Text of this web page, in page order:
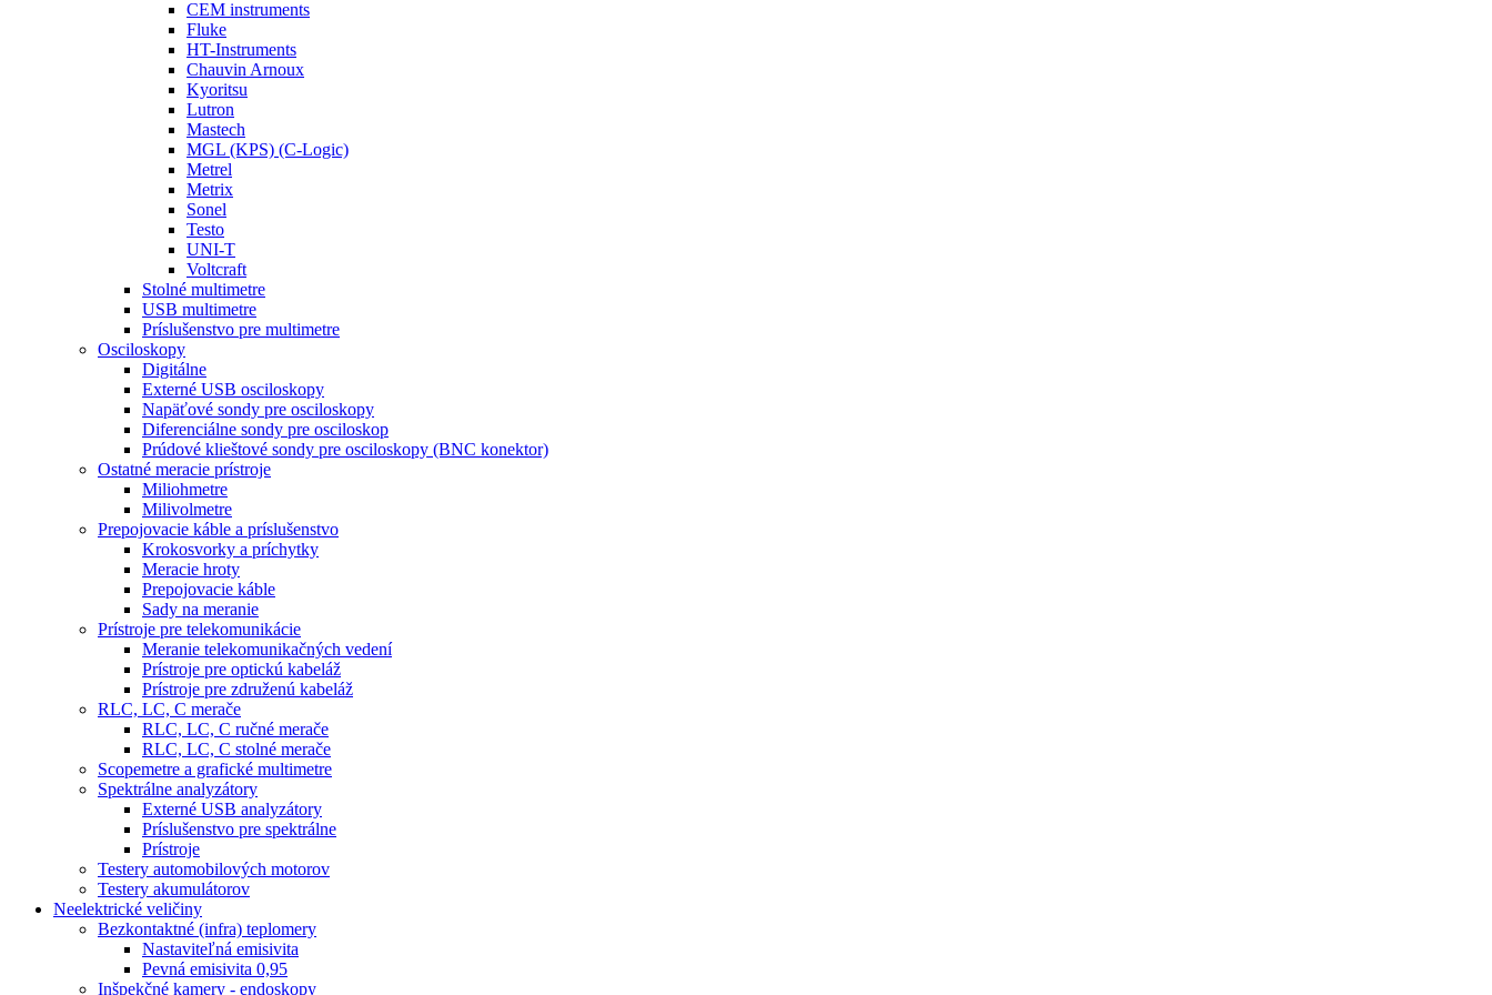
CEM instruments
Fluke
HT-Instruments
Chauvin Arnoux
Kyoritsu
Lutron
Mastech
MGL (KPS) (C-Logic)
Metrel
Metrix
Sonel
Testo
UNI-T
Voltcraft
Stolné multimetre
USB multimetre
Príslušenstvo pre multimetre
Osciloskopy
Digitálne
Externé USB osciloskopy
Napäťové sondy pre osciloskopy
Diferenciálne sondy pre osciloskop
Prúdové klieštové sondy pre osciloskopy (BNC konektor)
Ostatné meracie prístroje
Miliohmetre
Milivolmetre
Prepojovacie káble a príslušenstvo
Krokosvorky a príchytky
Meracie hroty
Prepojovacie káble
Sady na meranie
Prístroje pre telekomunikácie
Meranie telekomunikačných vedení
Prístroje pre optickú kabeláž
Prístroje pre združenú kabeláž
RLC, LC, C merače
RLC, LC, C ručné merače
RLC, LC, C stolné merače
Scopemetre a grafické multimetre
Spektrálne analyzátory
Externé USB analyzátory
Príslušenstvo pre spektrálne
Prístroje
Testery automobilových motorov
Testery akumulátorov
Neelektrické veličiny
Bezkontaktné (infra) teplomery
Nastaviteľná emisivita
Pevná emisivita 0,95
Inšpekčné kamery - endoskopy